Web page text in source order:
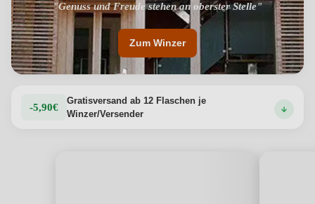
"Genuss und Freude stehen an oberster Stelle"
"regionale Genussprodukte"
Zum Winzer
-5,90€
Gratisversand ab 12 Flaschen je
Winzer/Versender